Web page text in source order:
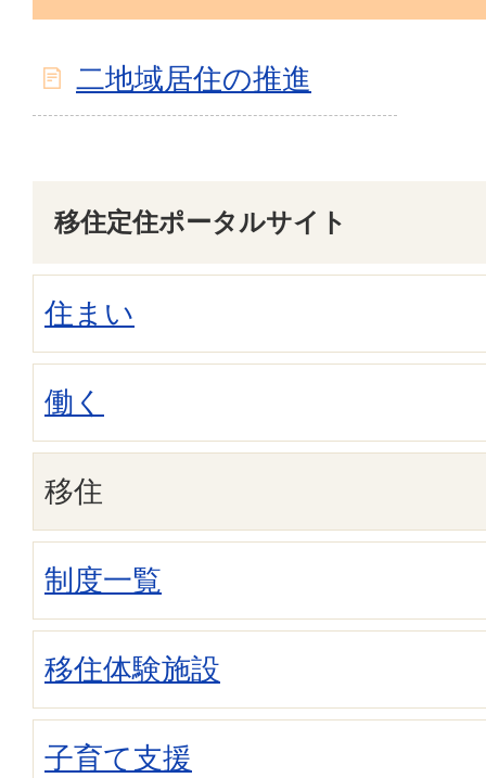
二地域居住の推進
移住定住ポータルサイト
住まい
働く
移住
制度一覧
移住体験施設
子育て支援